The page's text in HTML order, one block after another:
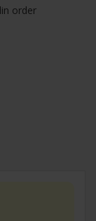
order